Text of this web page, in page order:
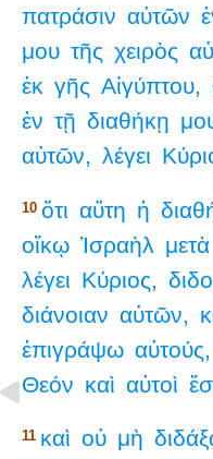
πατράσιν αὐτῶν
μου τῆς χειρὸς
ἐκ γῆς Αἰγύπτου,
ἐν τῇ διαθήκῃ
αὐτῶν, λέγει
10 ὅτι αὕτη ἡ
οἴκῳ Ἰσραὴλ μετὰ
λέγει Κύριος,
διάνοιαν αὐτῶν,
ἐπιγράψω αὐτούς,
Θεόν καὶ αὐτοὶ
11 καὶ οὐ μὴ